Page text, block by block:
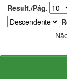
Result./Pág.